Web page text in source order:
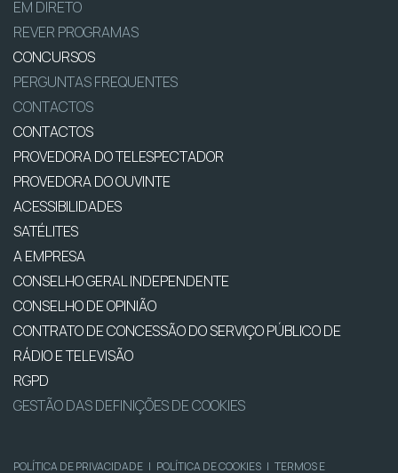
EM DIRETO
REVER PROGRAMAS
CONCURSOS
PERGUNTAS FREQUENTES
CONTACTOS
CONTACTOS
PROVEDORA DO TELESPECTADOR
PROVEDORA DO OUVINTE
ACESSIBILIDADES
SATÉLITES
A EMPRESA
CONSELHO GERAL INDEPENDENTE
CONSELHO DE OPINIÃO
CONTRATO DE CONCESSÃO DO SERVIÇO PÚBLICO DE
RÁDIO E TELEVISÃO
RGPD
GESTÃO DAS DEFINIÇÕES DE COOKIES
POLÍTICA DE PRIVACIDADE | POLÍTICA DE COOKIES | TERMOS E